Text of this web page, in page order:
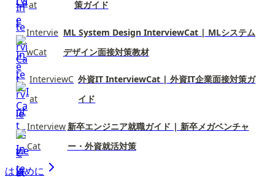
at
策ガイド
Intervie
wCat
ML System Design InterviewCat | MLシステム
デザイン面接対策教材
InterviewC
at
外資IT InterviewCat | 外資IT企業面接対策ガ
イド
Interview
Cat
新卒エンジニア就職ガイド | 新卒メガベンチャ
ー・外資就活対策
はじめに